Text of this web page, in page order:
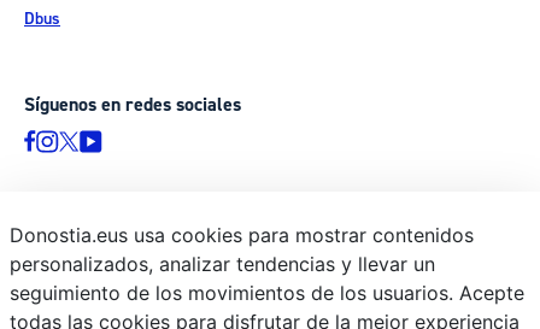
Dbus
Síguenos en redes sociales
© Donostiako Udala - Ayuntamiento de Donostia / San Sebastián
Ijentea 1, 20003 Donostia / San Sebastián
Aviso legal
Donostia.eus usa cookies para mostrar contenidos
personalizados, analizar tendencias y llevar un
seguimiento de los movimientos de los usuarios. Acepte
todas las cookies para disfrutar de la mejor experiencia